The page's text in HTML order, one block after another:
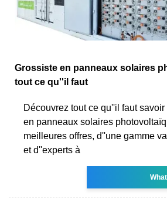
Grossiste en panneaux solaires
tout ce qu''il faut
Découvrez tout ce qu''il faut
en panneaux solaires
meilleures offres, d''une gamme
et d''experts à